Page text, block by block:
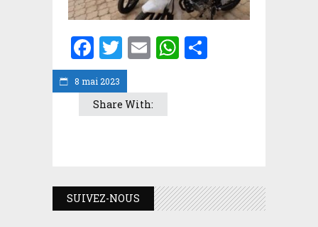
8 mai 2023
Facebook
Twitter
EmailWhatsApp
Share With:
SUIVEZ-NOUS